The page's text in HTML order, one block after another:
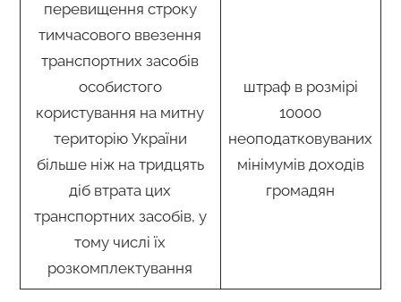
перевищення строку
тимчасового ввезення
транспортних засобів
особистого
користування на митну
територію України
більше ніж на тридцять
діб втрата цих
транспортних засобів, у
тому числі їх
розкомплектування
штраф в розмірі
10000
неоподатковуваних
мінімумів доходів
громадян